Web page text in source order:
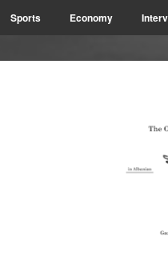
Sports Economy